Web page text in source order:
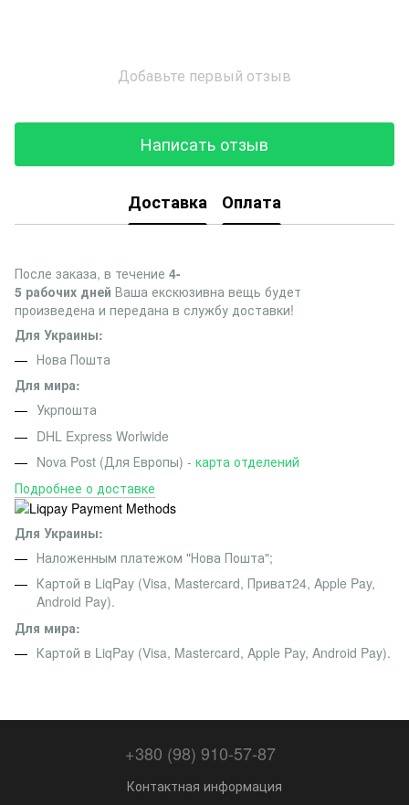
Добавьте первый отзыв
Написать отзыв
Доставка Оплата
После заказа, в течение 4-
5 рабочих дней Ваша екскюзивна вещь будет
произведена и передана в службу доставки!
Для Украины:
Нова Пошта
Для мира:
Укрпошта
DHL Express Worlwide
Nova Post (Для Европы) - карта отделений
Подробнее о доставке
Для Украины:
Наложенным платежом "Нова Пошта";
Картой в LiqPay (Visa, Mastercard, Приват24, Apple Pay,
Android Pay).
Для мира:
Картой в LiqPay (Visa, Mastercard, Apple Pay, Android Pay).
+380 (98) 910-57-87
Контактная информация